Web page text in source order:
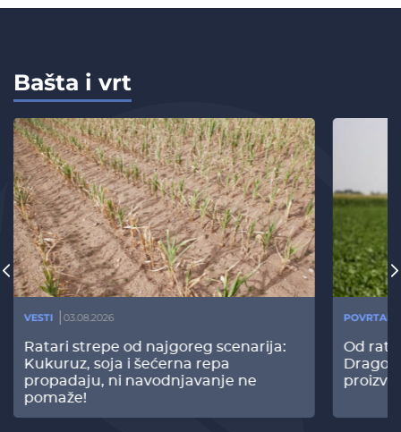
Bašta i vrt
VESTI 03.08.2026
Ratari strepe od najgoreg scenarija:
Kukuruz, soja i šećerna repa
propadaju, ni navodnjavanje ne
pomaže!
Od